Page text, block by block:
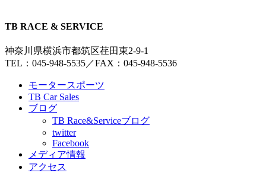
TB RACE & SERVICE
神奈川県横浜市都筑区荏田東2-9-1
TEL：045-948-5535／FAX：045-948-5536
モータースポーツ
TB Car Sales
ブログ
TB Race&Serviceブログ
twitter
Facebook
メディア情報
アクセス